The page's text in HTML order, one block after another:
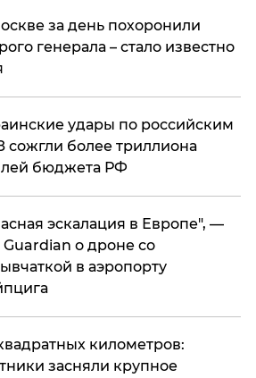
за день похоронили
генерала – стало известно
удары по российским
сожгли более триллиона
бюджета РФ
эскалация в Европе", —
Guardian о дроне со
в аэропорту
километров:
засняли крупное